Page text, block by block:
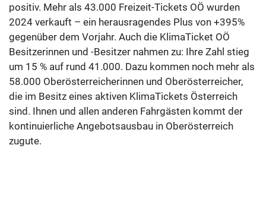
positiv. Mehr als 43.000 Freizeit-Tickets OÖ wurden
2024 verkauft – ein herausragendes Plus von +395%
gegenüber dem Vorjahr. Auch die KlimaTicket OÖ
Besitzerinnen und -Besitzer nahmen zu: Ihre Zahl stieg
um 15 % auf rund 41.000. Dazu kommen noch mehr als
58.000 Oberösterreicherinnen und Oberösterreicher,
die im Besitz eines aktiven KlimaTickets Österreich
sind. Ihnen und allen anderen Fahrgästen kommt der
kontinuierliche Angebotsausbau in Oberösterreich
zugute.